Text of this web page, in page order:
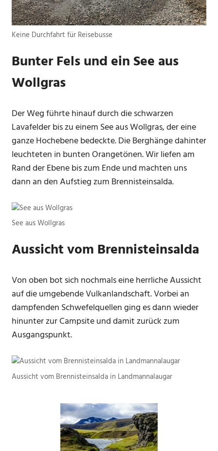
Keine Durchfahrt für Reisebusse
Bunter Fels und ein See aus
Wollgras
Der Weg führte hinauf durch die schwarzen
Lavafelder bis zu einem See aus Wollgras, der eine
ganze Hochebene bedeckte. Die Berghänge dahinter
leuchteten in bunten Orangetönen. Wir liefen am
Rand der Ebene bis zum Ende und machten uns
dann an den Aufstieg zum Brennisteinsalda.
See aus Wollgras
Aussicht vom Brennisteinsalda
Von oben bot sich nochmals eine herrliche Aussicht
auf die umgebende Vulkanlandschaft. Vorbei an
dampfenden Schwefelquellen ging es dann wieder
hinunter zur Campsite und damit zurück zum
Ausgangspunkt.
Aussicht vom Brennisteinsalda in Landmannalaugar